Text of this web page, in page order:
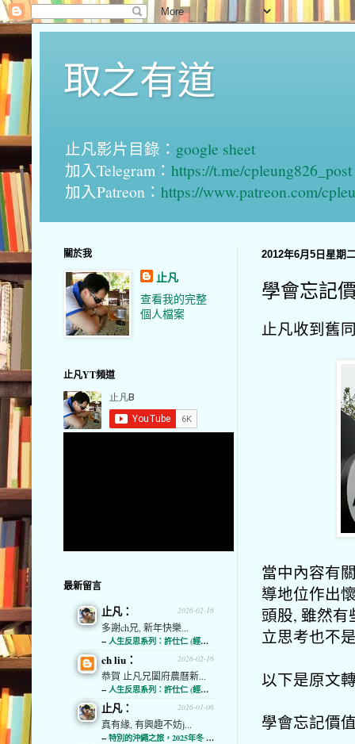
取之有道
止凡影片目錄： google sheet
加入Telegram： https://t.me/cpleung826_post
加入Patreon： https://www.patreon.com/
2012年6月5日星期
學會忘記
止凡收到舊
當中內容有
導地位作出
頭股, 雖然
立思考也不
以下是原文
學會忘記價
關於我
止凡
查看我的完整
個人檔案
止凡YT頻道
最新留言
2026-02-16
止凡：
多謝ch兄, 新年快樂...
-- 人生反思系列：許仕仁 (經濟通)
2026-02-16
ch liu：
恭賀 止凡兄闔府農曆新...
-- 人生反思系列：許仕仁 (經濟通)
2026-01-06
止凡：
真有緣, 有興趣不妨j...
-- 特別的沖繩之旅，2025年冬 (經濟通)